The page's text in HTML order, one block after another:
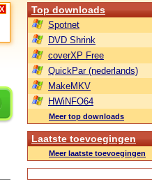
X Top downloads
Spotnet
DVD Shrink
coverXP Free
QuickPar (nederlands)
MakeMKV
HWiNFO64
Meer top downloads
Laatste toevoegingen
Meer laatste toevoegingen